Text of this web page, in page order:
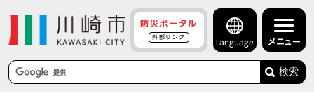
防災ポータル
外部リンク
Language メニュー
検索